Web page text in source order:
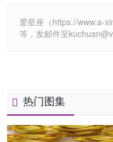
爱星座（https://www.a-
等，发邮件至
热门图集